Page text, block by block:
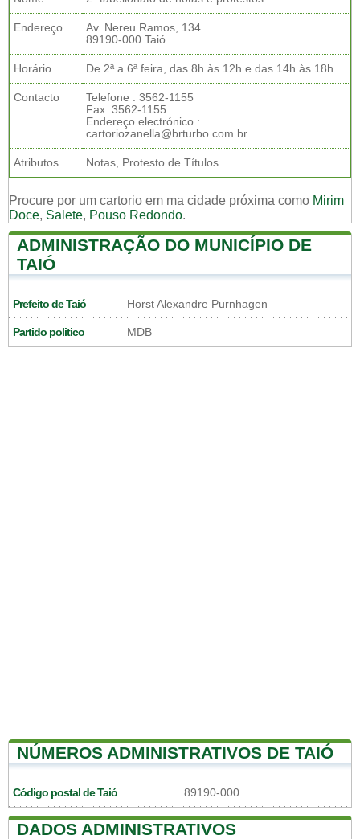
Endereço
Av. Nereu Ramos, 134
89190-000 Taió
Horário De 2ª a 6ª feira, das 8h às 12h e das 14h às 18h.
Contacto
Telefone : 3562-1155
Fax :3562-1155
Endereço electrónico :
cartoriozanella@brturbo.com.br
Atributos Notas, Protesto de Títulos
Procure por um cartorio em ma cidade próxima como Mirim
Doce, Salete, Pouso Redondo.
ADMINISTRAÇÃO DO MUNICÍPIO DE
TAIÓ
Prefeito de Taió Horst Alexandre Purnhagen
Partido politico MDB
NÚMEROS ADMINISTRATIVOS DE TAIÓ
Código postal de Taió 89190-000
DADOS ADMINISTRATIVOS